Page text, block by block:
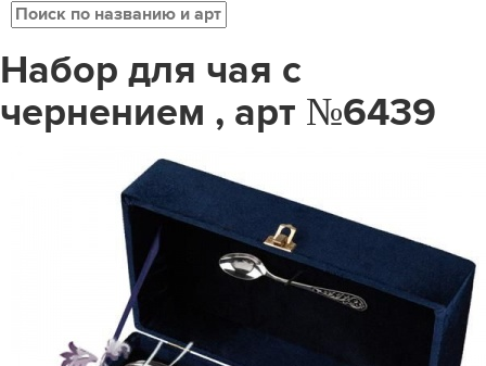
Набор для чая с
чернением , арт №6439